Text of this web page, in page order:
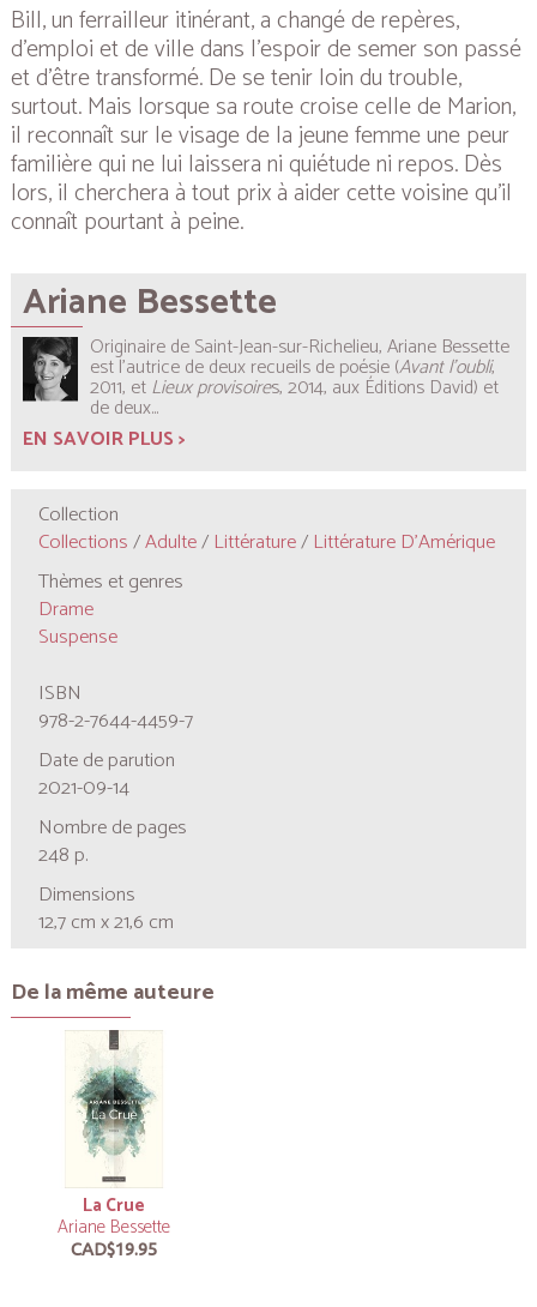
Bill, un ferrailleur itinérant, a changé de repères,
d’emploi et de ville dans l’espoir de semer son passé
et d’être transformé. De se tenir loin du trouble,
surtout. Mais lorsque sa route croise celle de Marion,
il reconnaît sur le visage de la jeune femme une peur
familière qui ne lui laissera ni quiétude ni repos. Dès
lors, il cherchera à tout prix à aider cette voisine qu’il
connaît pourtant à peine.
Ariane Bessette
Originaire de Saint-Jean-sur-Richelieu, Ariane Bessette
est l’autrice de deux recueils de poésie (Avant l’oubli,
2011, etLieux provisoires, 2014, aux Éditions David) et
de deux...
EN SAVOIR PLUS >
Collection
Collections/Adulte/ Littérature/ Littérature D'Amérique
Thèmes et genres
Drame
Suspense
ISBN
978-2-7644-4459-7
Date de parution
2021-09-14
Nombre de pages
248 p.
Dimensions
12,7 cm x 21,6 cm
De la même auteure
La Crue
Ariane Bessette
CAD$19.95